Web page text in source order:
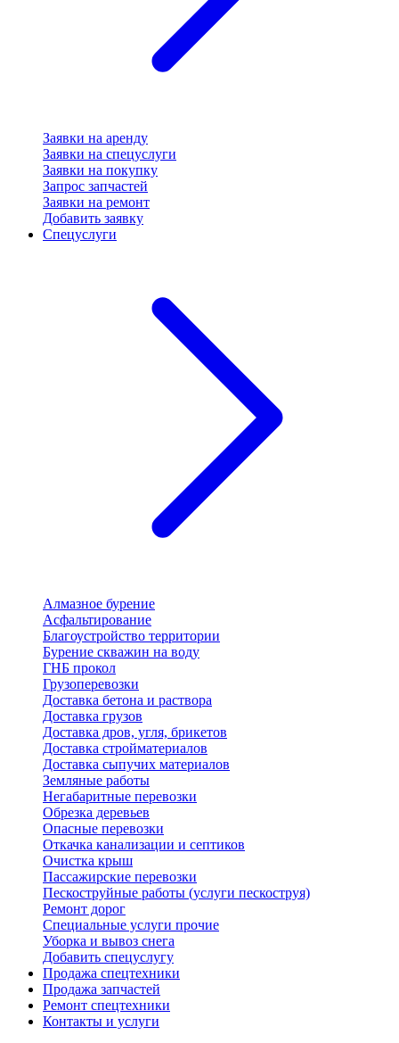
Заявки на аренду
Заявки на спецуслуги
Заявки на покупку
Запрос запчастей
Заявки на ремонт
Добавить заявку
Спецуслуги
Алмазное бурение
Асфальтирование
Благоустройство территории
Бурение скважин на воду
ГНБ прокол
Грузоперевозки
Доставка бетона и раствора
Доставка грузов
Доставка дров, угля, брикетов
Доставка стройматериалов
Доставка сыпучих материалов
Земляные работы
Негабаритные перевозки
Обрезка деревьев
Опасные перевозки
Откачка канализации и септиков
Очистка крыш
Пассажирские перевозки
Пескоструйные работы (услуги пескоструя)
Ремонт дорог
Специальные услуги прочие
Уборка и вывоз снега
Добавить спецуслугу
Продажа спецтехники
Продажа запчастей
Ремонт спецтехники
Контакты и услуги